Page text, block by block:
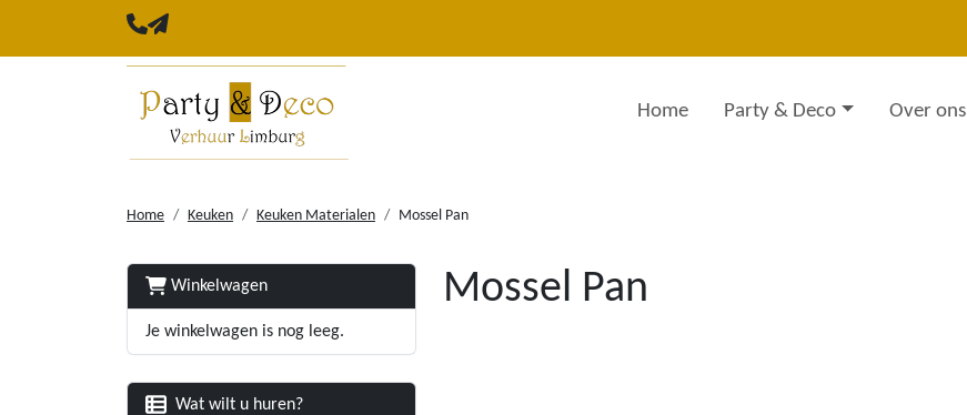
Home Party & Deco Over ons
Home Keuken Keuken Materialen Mossel Pan
Winkelwagen
Je winkelwagen is nog leeg.
Wat wilt u huren?
Mossel Pan